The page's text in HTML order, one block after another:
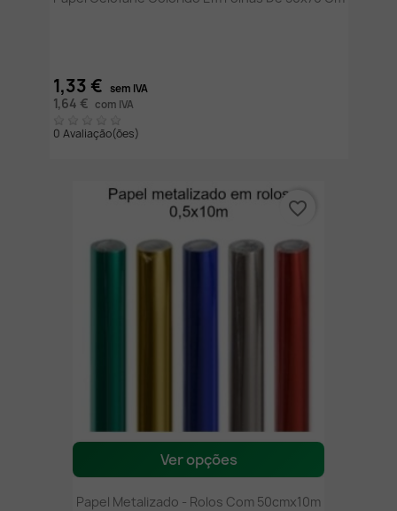
1,33 € sem IVA
1,64 € com IVA
0 Avaliação(ões)
Ver opções
Papel Metalizado - Rolos Com 50cmx10m
favorite_border